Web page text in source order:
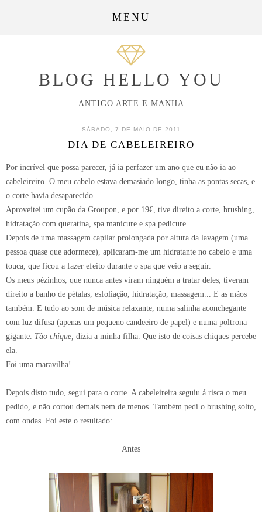
MENU
BLOG HELLO YOU
ANTIGO ARTE E MANHA
SÁBADO, 7 DE MAIO DE 2011
DIA DE CABELEIREIRO
Por incrível que possa parecer, já ia perfazer um ano que eu não ia ao
cabeleireiro. O meu cabelo estava demasiado longo, tinha as pontas secas, e
o corte havia desaparecido.
Aproveitei um cupão da Groupon, e por 19€, tive direito a corte, brushing,
hidratação com queratina, spa manicure e spa pedicure.
Depois de uma massagem capilar prolongada por altura da lavagem (uma
pessoa quase que adormece), aplicaram-me um hidratante no cabelo e uma
touca, que ficou a fazer efeito durante o spa que veio a seguir.
Os meus pézinhos, que nunca antes viram ninguém a tratar deles, tiveram
direito a banho de pétalas, esfoliação, hidratação, massagem... E as mãos
também. E tudo ao som de música relaxante, numa salinha aconchegante
com luz difusa (apenas um pequeno candeeiro de papel) e numa poltrona
gigante. Tão chique, dizia a minha filha. Que isto de coisas chiques percebe
ela.
Foi uma maravilha!
Depois disto tudo, segui para o corte. A cabeleireira seguiu á risca o meu
pedido, e não cortou demais nem de menos. Também pedi o brushing solto,
com ondas. Foi este o resultado:
Antes